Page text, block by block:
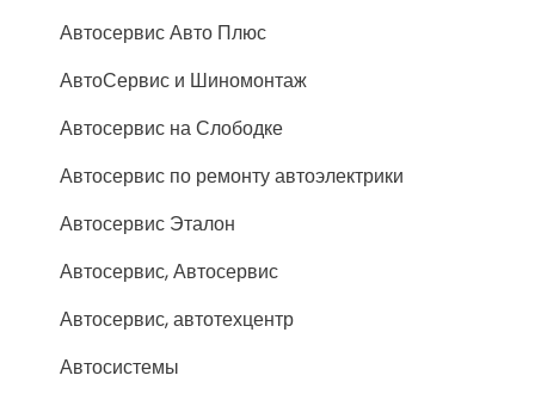
Автосервис Авто Плюс
АвтоСервис и Шиномонтаж
Автосервис на Слободке
Автосервис по ремонту автоэлектрики
Автосервис Эталон
Автосервис, Автосервис
Автосервис, автотехцентр
Автосистемы